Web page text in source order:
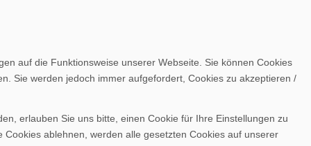
auf die Funktionsweise unserer Webseite. Sie können Cookies
Sie werden jedoch immer aufgefordert, Cookies zu akzeptieren /
erlauben Sie uns bitte, einen Cookie für Ihre Einstellungen zu
ablehnen, werden alle gesetzten Cookies auf unserer